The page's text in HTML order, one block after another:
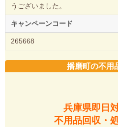
うございました。
キャンペーンコード
265668
播磨町の不用
兵庫県即日
不用品回収・